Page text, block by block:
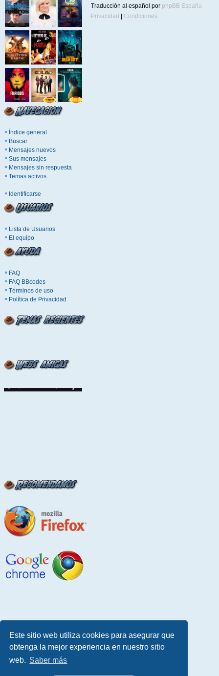
Este sitio web utiliza cookies para asegurar que
obtenga la mejor experiencia en nuestro sitio
web. Saber más
Índice general
Buscar
Mensajes nuevos
Sus mensajes
Mensajes sin respuesta
Temas activos
Identificarse
Lista de Usuarios
El equipo
FAQ
FAQ BBcodes
Términos de uso
Política de Privacidad
Traducción al español por phpBB España
Privacidad
Condiciones